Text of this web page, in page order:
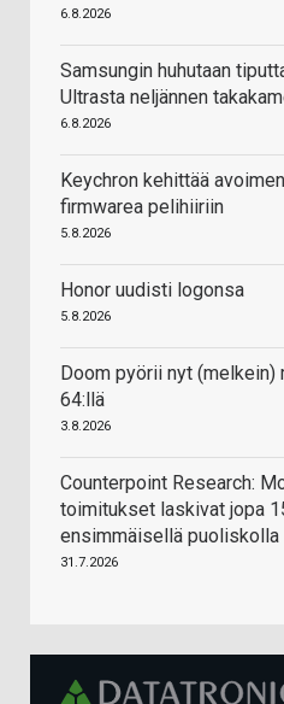
6.8.2026
Samsungin huhutaan
Ultrasta neljännen
6.8.2026
Keychron kehittää
firmwarea pelihiiriin
5.8.2026
Honor uudisti logonsa
5.8.2026
Doom pyörii nyt (melkein)
64:llä
3.8.2026
Counterpoint Research:
toimitukset laskivat jopa
ensimmäisellä puoliskolla
31.7.2026